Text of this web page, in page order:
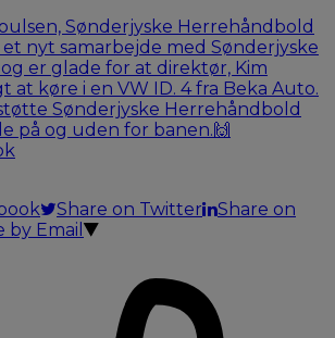
Share on Twitter
Share on
by Email